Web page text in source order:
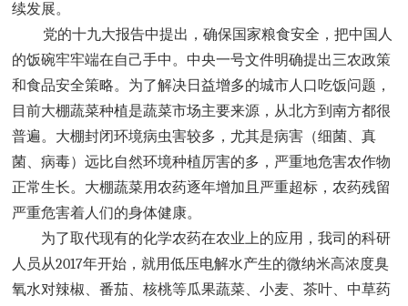
续发展。
党的十九大报告中提出，确保国家粮食安全，把中国人
的饭碗牢牢端在自己手中。中央一号文件明确提出三农政策
和食品安全策略。为了解决日益增多的城市人口吃饭问题，
目前大棚蔬菜种植是蔬菜市场主要来源，从北方到南方都很
普遍。大棚封闭环境病虫害较多，尤其是病害（细菌、真
菌、病毒）远比自然环境种植厉害的多，严重地危害农作物
正常生长。大棚蔬菜用农药逐年增加且严重超标，农药残留
严重危害着人们的身体健康。
为了取代现有的化学农药在农业上的应用，我司的科研
人员从2017年开始，就用低压电解水产生的微纳米高浓度臭
氧水对辣椒、番茄、核桃等瓜果蔬菜、小麦、茶叶、中草药